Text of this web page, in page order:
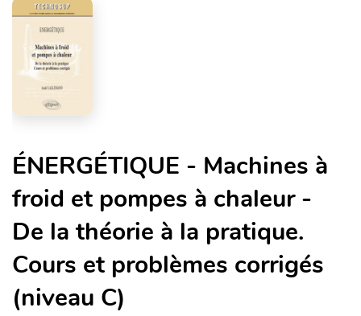
ÉNERGÉTIQUE - Machines à
froid et pompes à chaleur -
De la théorie à la pratique.
Cours et problèmes corrigés
(niveau C)